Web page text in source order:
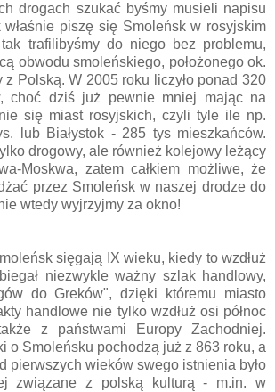
drogach szukać byśmy musieli napisu
właśnie piszę się Smoleńsk w rosyjskim
trafilibyśmy do niego bez problemu,
obwodu smoleńskiego, położonego ok.
z Polską. W 2005 roku liczyło ponad 320
choć dziś już pewnie mniej mając na
się miast rosyjskich, czyli tyle ile np.
lub Białystok - 285 tys mieszkańców.
drogowy, ale również kolejowy leżący
Moskwa, zatem całkiem możliwe, że
przez Smoleńsk w naszej drodze do
wtedy wyjrzyjmy za okno!
sięgają IX wieku, kiedy to wzdłuż
niezwykle ważny szlak handlowy,
do Greków", dzięki któremu miasto
handlowe nie tylko wzdłuż osi północ
z państwami Europy Zachodniej.
o Smoleńsku pochodzą już z 863 roku, a
pierwszych wieków swego istnienia było
związane z polską kulturą - m.in. w